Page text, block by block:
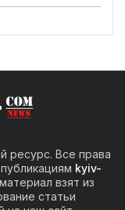
ресурс. Все права
kyiv-
взят из
статьи